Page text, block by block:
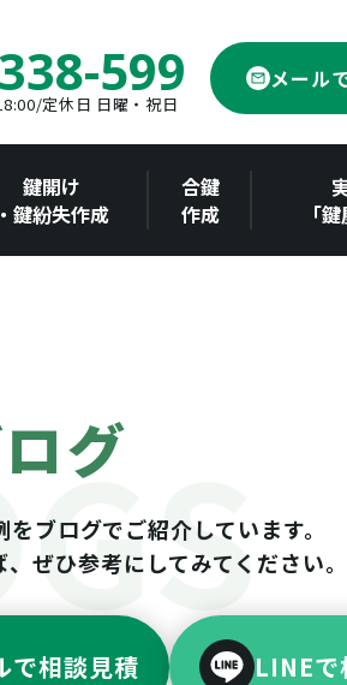
599
定休日 日曜・祝日
メール
鍵開け
・鍵紛失作成
合鍵
作成
「
グ
ブログでご紹介しています。
ぜひ参考にしてみてください。
で相談見積 LINEで